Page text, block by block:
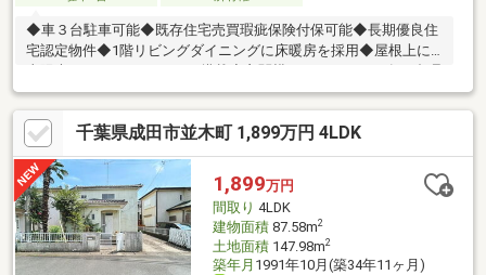
◆車３台駐車可能◆既存住宅売買瑕疵保険付保可能◆長期優良住
宅認定物件◆1階リビングダイニングに床暖房を採用◆屋根上に
太陽光パネル（4.232ｋｗ）搭載◆玄関横にパントリーが有る合理
的な回遊動線～主な設備・機器～・電動シャッター（1階LD部
分） ・電気錠・モニター付きインターホン ・宅配ボックス・
ビルトイン食洗機 ・3口ガスコンロ・HEMS（Home Energy
Management System）・天井付空気清浄機（Air me） ・乾太く
ん・エネファーム（都市ガス） ・燃料電池
千葉県成田市並木町 1,899万円 4LDK
1,899万円
間取り 4LDK
建物面積87.58m2
土地面積147.98m2
築年月 1991年10月(築34年11ヶ月)